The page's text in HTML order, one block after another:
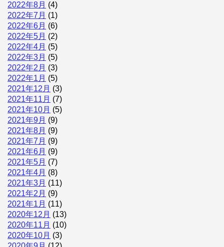
2022年8月 (4)
2022年7月 (1)
2022年6月 (6)
2022年5月 (2)
2022年4月 (5)
2022年3月 (5)
2022年2月 (3)
2022年1月 (5)
2021年12月 (3)
2021年11月 (7)
2021年10月 (5)
2021年9月 (9)
2021年8月 (9)
2021年7月 (9)
2021年6月 (9)
2021年5月 (7)
2021年4月 (8)
2021年3月 (11)
2021年2月 (9)
2021年1月 (11)
2020年12月 (13)
2020年11月 (10)
2020年10月 (3)